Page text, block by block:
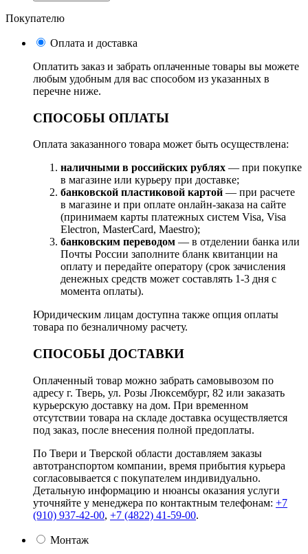
Покупателю
Оплата и доставка
Оплатить заказ и забрать оплаченные товары вы можете
любым удобным для вас способом из указанных в
перечне ниже.
СПОСОБЫ ОПЛАТЫ
Оплата заказанного товара может быть осуществлена:
наличными в российских рублях — при покупке
в магазине или курьеру при доставке;
банковской пластиковой картой — при расчете
в магазине и при оплате онлайн-заказа на сайте
(принимаем карты платежных систем Visa, Visa
Electron, MasterCard, Maestro);
банковским переводом — в отделении банка или
Почты России заполните бланк квитанции на
оплату и передайте оператору (срок зачисления
денежных средств может составлять 1-3 дня с
момента оплаты).
Юридическим лицам доступна также опция оплаты
товара по безналичному расчету.
СПОСОБЫ ДОСТАВКИ
Оплаченный товар можно забрать самовывозом по
адресу г. Тверь, ул. Розы Люксембург, 82 или заказать
курьерскую доставку на дом. При временном
отсутствии товара на складе доставка осуществляется
под заказ, после внесения полной предоплаты.
По Твери и Тверской области доставляем заказы
автотранспортом компании, время прибытия курьера
согласовывается с покупателем индивидуально.
Детальную информацию и нюансы оказания услуги
уточняйте у менеджера по контактным телефонам: +7
(910) 937-42-00, +7 (4822) 41-59-00.
Монтаж